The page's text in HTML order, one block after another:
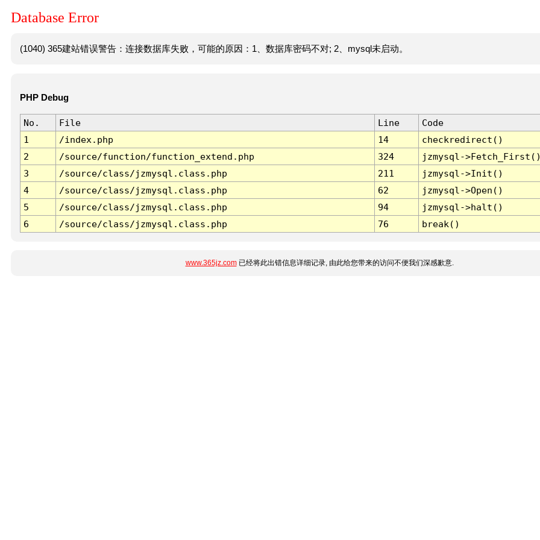
Database Error
(1040) 365建站错误警告：连接数据库失败，可能的原因：1、数据库密码不对; 2、mysql未启动。
PHP Debug
No. File Line
Code
1
/index.php 14
checkredirect()
2
/source/function/function_extend.php 324
jzmysql-
3
/source/class/jzmysql.class.php 211
jzmysql->Init()
4
/source/class/jzmysql.class.php 62
jzmysql->Open()
5
/source/class/jzmysql.class.php 94
jzmysql->halt()
6
/source/class/jzmysql.class.php 76 break()
www.365jz.com已经将此出错信息详细记录, 由此给您带来的访问不便我们深感歉意.